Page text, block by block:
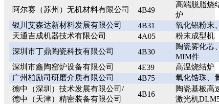
阿尔赛（苏州）无机材料有限公司
4B49
高端脱脂烧
炉
银川艾森达新材料发展有限公司
4B31
氧化铝粉末
天通吉成机器技术有限公司
4A05
粉末成型机
深圳市丁鼎陶瓷科技有限公司
4B30
陶瓷雾化芯
MIM件
深圳市鑫陶窑炉设备有限公司
4E39
高温烧结炉
广州柏励司研磨介质有限公司
4B75
氧化锆珠、
德中（深圳）技术发展有限公司/
德中（天津）精密装备有限公司
4B16
陶瓷基板高
激光机